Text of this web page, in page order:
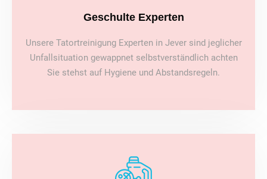
Geschulte Experten
Unsere Tatortreinigung Experten in Jever sind jeglicher
Unfallsituation gewappnet selbstverständlich achten
Sie stehst auf Hygiene und Abstandsregeln.